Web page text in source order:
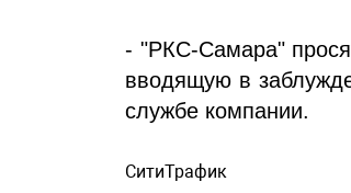
- "РКС-Самара"
вводящую в
службе компании.
СитиТрафик